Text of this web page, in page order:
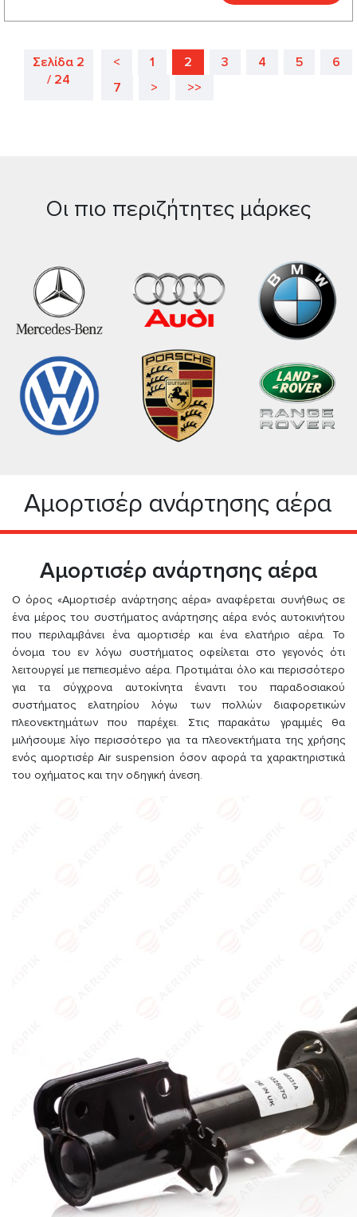
Σελίδα 2
/ 24
< 1 2 3 4 5
6
7
> >>
Οι πιο περιζήτητες μάρκες
Αμορτισέρ ανάρτησης αέρα
Αμορτισέρ ανάρτησης αέρα
Ο όρος «Αμορτισέρ ανάρτησης αέρα» αναφέρεται συνήθως σε
ένα μέρος του συστήματος ανάρτησης αέρα ενός αυτοκινήτου
που περιλαμβάνει ένα αμορτισέρ και ένα ελατήριο αέρα. Το
όνομα του εν λόγω συστήματος οφείλεται στο γεγονός ότι
λειτουργεί με πεπιεσμένο αέρα. Προτιμάται όλο και περισσότερο
για τα σύγχρονα αυτοκίνητα έναντι του παραδοσιακού
συστήματος ελατηρίου λόγω των πολλών διαφορετικών
πλεονεκτημάτων που παρέχει. Στις παρακάτω γραμμές θα
μιλήσουμε λίγο περισσότερο για τα πλεονεκτήματα της χρήσης
ενός αμορτισέρ Air suspension όσον αφορά τα χαρακτηριστικά
του οχήματος και την οδηγική άνεση.